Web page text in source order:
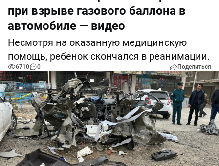
при взрыве газового баллона в
автомобиле — видео
Несмотря на оказанную медицинскую
помощь, ребенок скончался в реанимации.
6710 0 Поделиться